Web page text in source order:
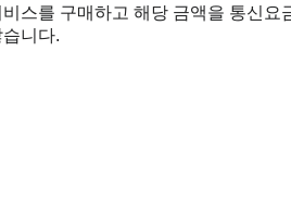
스를 구매하고 해당 금액을 통신요
니다.